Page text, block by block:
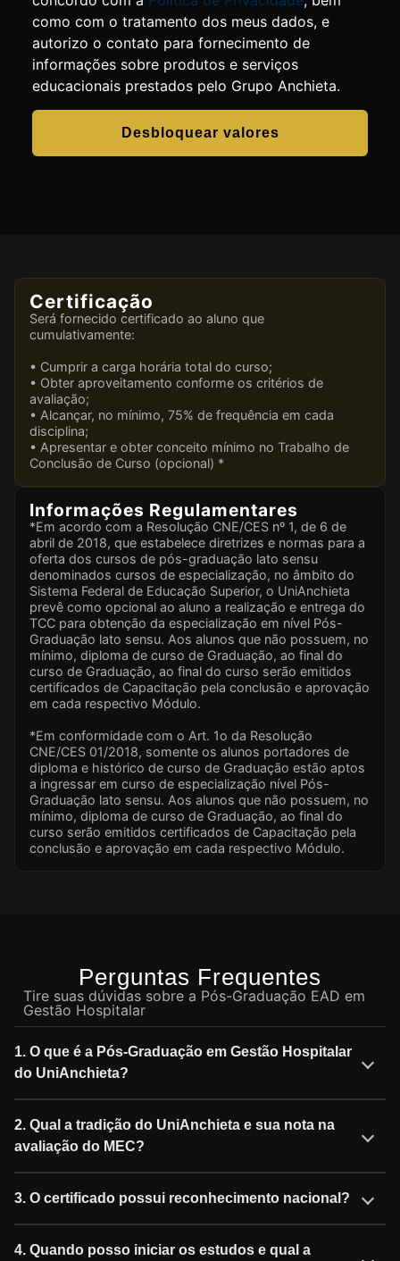
como com o tratamento dos meus dados, e
autorizo o contato para fornecimento de
informações sobre produtos e serviços
educacionais prestados pelo Grupo Anchieta.
Desbloquear valores
Certificação
Será fornecido certificado ao aluno que
cumulativamente:
• Cumprir a carga horária total do curso;
• Obter aproveitamento conforme os critérios de
avaliação;
• Alcançar, no mínimo, 75% de frequência em cada
disciplina;
• Apresentar e obter conceito mínimo no Trabalho de
Conclusão de Curso (opcional) *
Informações Regulamentares
*Em acordo com a Resolução CNE/CES nº 1, de 6 de
abril de 2018, que estabelece diretrizes e normas para a
oferta dos cursos de pós-graduação lato sensu
denominados cursos de especialização, no âmbito do
Sistema Federal de Educação Superior, o UniAnchieta
prevê como opcional ao aluno a realização e entrega do
TCC para obtenção da especialização em nível Pós-
Graduação lato sensu. Aos alunos que não possuem, no
mínimo, diploma de curso de Graduação, ao final do
curso de Graduação, ao final do curso serão emitidos
certificados de Capacitação pela conclusão e aprovação
em cada respectivo Módulo.
*Em conformidade com o Art. 1o da Resolução
CNE/CES 01/2018, somente os alunos portadores de
diploma e histórico de curso de Graduação estão aptos
a ingressar em curso de especialização nível Pós-
Graduação lato sensu. Aos alunos que não possuem, no
mínimo, diploma de curso de Graduação, ao final do
curso serão emitidos certificados de Capacitação pela
conclusão e aprovação em cada respectivo Módulo.
Perguntas Frequentes
Tire suas dúvidas sobre a Pós-Graduação EAD em
Gestão Hospitalar
1. O que é a Pós-Graduação em Gestão Hospitalar
do UniAnchieta?
2. Qual a tradição do UniAnchieta e sua nota na
avaliação do MEC?
3. O certificado possui reconhecimento nacional?
4. Quando posso iniciar os estudos e qual a